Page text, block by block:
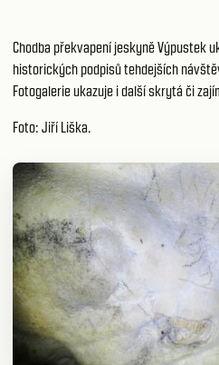
Chodba překvapení jeskyně Výpustek
historických podpisů tehdejších
Fotogalerie ukazuje i další skrytá či
Foto: Jiří Liška.